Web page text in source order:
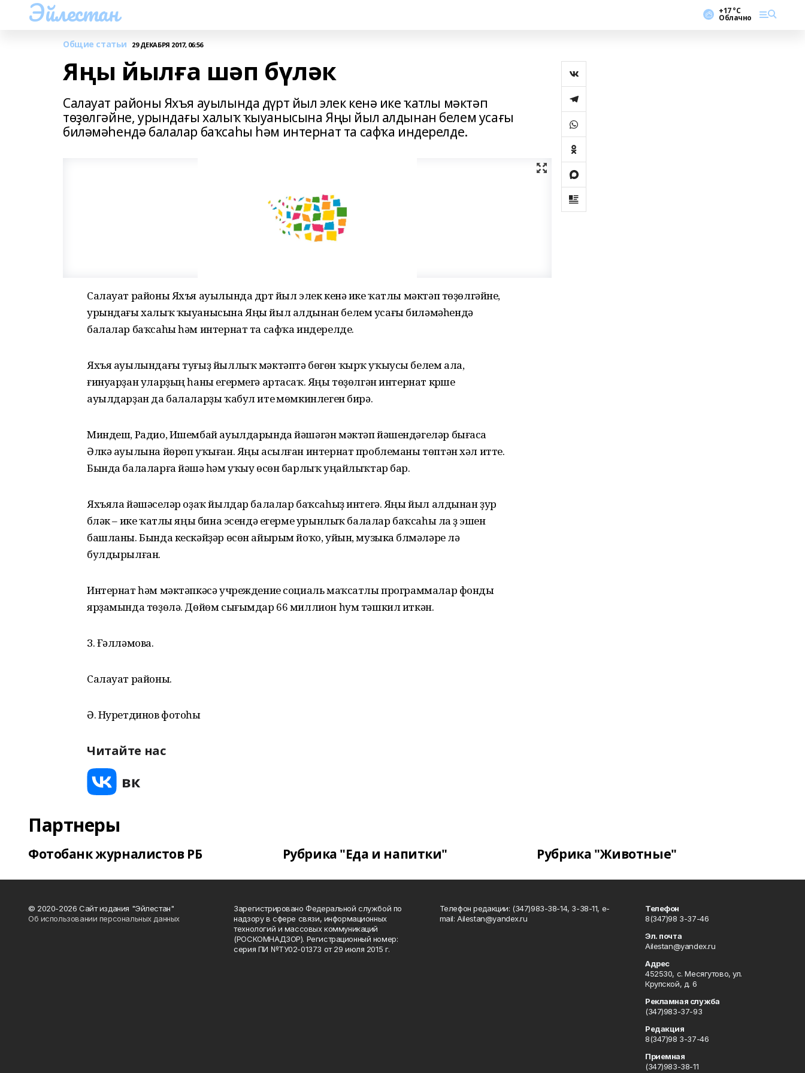
Эйлестан +17 °С
Облачно
Общие статьи 29 ДЕКАБРЯ 2017, 06:56
Яңы йылға шәп бүләк
Салауат районы Яхъя ауылында дүрт йыл элек кенә ике ҡатлы мәктәп
төҙөлгәйне, урындағы халыҡ ҡыуанысына Яңы йыл алдынан белем усағы
биләмәһендә балалар баҡсаһы һәм интернат та сафҡа индерелде.
Салауат районы Яхъя ауылында дүрт йыл элек кенә ике ҡатлы мәктәп төҙөлгәйне,
урындағы халыҡ ҡыуанысына Яңы йыл алдынан белем усағы биләмәһендә
балалар баҡсаһы һәм интернат та сафҡа индерелде.
Яхъя ауылындағы туғыҙ йыллыҡ мәктәптә бөгөн ҡырҡ уҡыусы белем ала,
ғинуарҙан уларҙың һаны егермегә артасаҡ. Яңы төҙөлгән интернат күрше
ауылдарҙан да балаларҙы ҡабул итеү мөмкинлеген бирә.
Миндеш, Радио, Ишембай ауылдарында йәшәгән мәктәп йәшендәгеләр бығаса
Әлкә ауылына йөрөп уҡыған. Яңы асылған интернат проблеманы төптән хәл итте.
Бында балаларға йәшәү һәм уҡыу өсөн барлыҡ уңайлыҡтар бар.
Яхъяла йәшәүселәр оҙаҡ йылдар балалар баҡсаһыҙ интегә. Яңы йыл алдынан ҙур
бүләк – ике ҡатлы яңы бина эсендә егерме урынлыҡ балалар баҡсаһы ла үҙ эшен
башланы. Бында кескәйҙәр өсөн айырым йоҡо, уйын, музыка бүлмәләре лә
булдырылған.
Интернат һәм мәктәпкәсә учреждение социаль маҡсатлы программалар фонды
ярҙамында төҙөлә. Дөйөм сығымдар 66 миллион һум тәшкил иткән.
З. Ғәлләмова.
Салауат районы.
Ә. Нуретдинов фотоһы
Читайте нас
Партнеры
Фотобанк журналистов РБ Рубрика "Еда и напитки" Рубрика "Животные"
© 2020-2026 Сайт издания "Эйлестан"
Об использовании персональных данных
Зарегистрировано Федеральной службой по
надзору в сфере связи, информационных
технологий и массовых коммуникаций
(РОСКОМНАДЗОР). Регистрационный номер:
серия ПИ №ТУ02-01373 от 29 июля 2015 г.
Телефон редакции: (347)983-38-14, 3-38-11, e-
mail: Ailestan@yandex.ru
Телефон
8(347)98 3-37-46
Эл. почта
Ailestan@yandex.ru
Адрес
452530, с. Месягутово, ул.
Крупской, д. 6
Рекламная служба
(347)983-37-93
Редакция
8(347)98 3-37-46
Приемная
(347)983-38-11